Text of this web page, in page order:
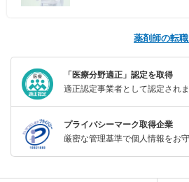
薬剤師の転
「医療分野適正」認定を取得
適正認定事業者として認定されま
プライバシーマーク取得企業
厳密な管理基準で個人情報をお守